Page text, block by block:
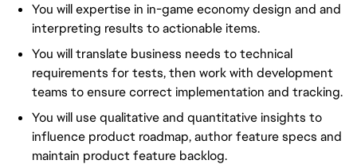
You will expertise in in-game economy design and and
interpreting results to actionable items.
You will translate business needs to technical
requirements for tests, then work with development
teams to ensure correct implementation and tracking.
You will use qualitative and quantitative insights to
influence product roadmap, author feature specs and
maintain product feature backlog.